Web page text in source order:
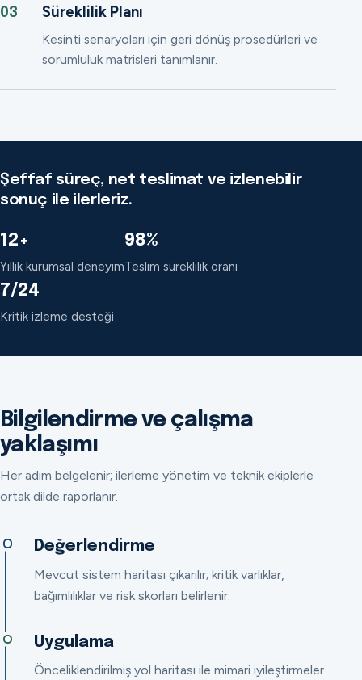
03 Süreklilik Planı
Kesinti senaryoları için geri dönüş prosedürleri ve
sorumluluk matrisleri tanımlanır.
Şeffaf süreç, net teslimat ve izlenebilir
sonuç ile ilerleriz.
12+
Yıllık kurumsal deneyim
98%
Teslim süreklilik oranı
7/24
Kritik izleme desteği
Bilgilendirme ve çalışma
yaklaşımı
Her adım belgelenir; ilerleme yönetim ve teknik ekiplerle
ortak dilde raporlanır.
Değerlendirme
Mevcut sistem haritası çıkarılır; kritik varlıklar,
bağımlılıklar ve risk skorları belirlenir.
Uygulama
Önceliklendirilmiş yol haritası ile mimari iyileştirmeler